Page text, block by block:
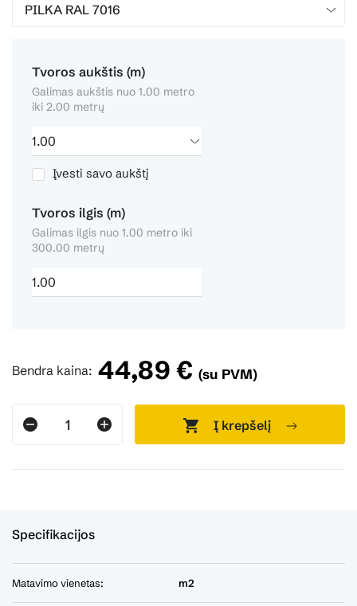
Tvoros aukštis (m)
Galimas aukštis nuo 1.00 metro
iki 2.00 metrų
Įvesti savo aukštį
Tvoros ilgis (m)
Galimas ilgis nuo 1.00 metro iki
300.00 metrų
Bendra kaina: 44,89 € (su PVM)
Į krepšelį
Specifikacijos
Matavimo vienetas: m2